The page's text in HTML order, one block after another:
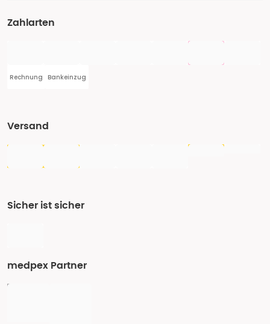
Zahlarten
Rechnung Bankeinzug
Versand
Sicher ist sicher
medpex Partner